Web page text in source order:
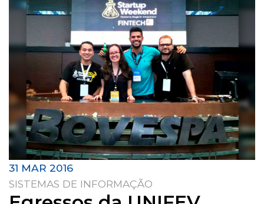
31 MAR 2016
SISTEMAS DE INFORMAÇÃO